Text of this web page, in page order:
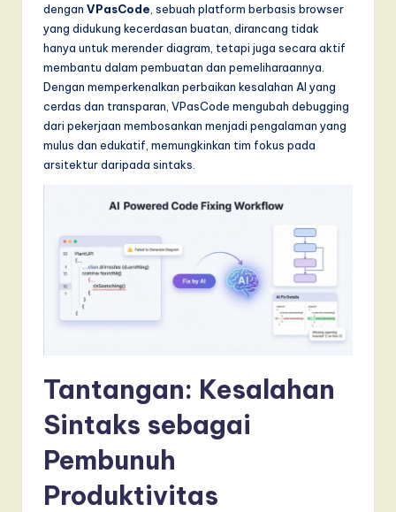
S
o
w
D
dengan VPasCode , sebuah platform berbasis browser
yang didukung kecerdasan buatan, dirancang tidak
hanya untuk merender diagram, tetapi juga secara aktif
membantu dalam pembuatan dan pemeliharaannya.
Dengan memperkenalkan perbaikan kesalahan AI yang
cerdas dan transparan, VPasCode mengubah debugging
dari pekerjaan membosankan menjadi pengalaman yang
mulus dan edukatif, memungkinkan tim fokus pada
arsitektur daripada sintaks.
Tantangan: Kesalahan
Sintaks sebagai
Pembunuh
Produktivitas